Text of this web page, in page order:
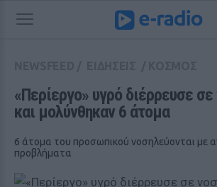
«Περίεργο» υγρό διέρρευσε
και μολύνθηκαν 6 άτομα
6 άτομα του προσωπικού νοσηλεύονται με
προβλήματα